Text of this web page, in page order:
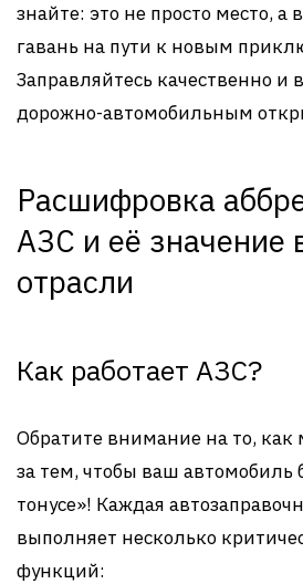
знайте: это не просто место, а
гавань на пути к новым
Заправляйтесь качественно и
дорожно-автомобильным
Расшифровка
АЗС и её значение
отрасли
Как работает АЗС?
Обратите внимание на то, как
за тем, чтобы ваш автомобиль
тонусе»! Каждая
выполняет несколько
функций: